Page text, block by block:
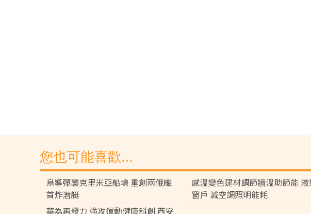
您也可能喜歡...
烏導彈襲克里米亞船塢 重創兩俄艦
首炸潛艇
感溫變色建材調節牆溫助節能 液
窗戶 減空調照明能耗
華為再發力 強攻運動健康科創 西安